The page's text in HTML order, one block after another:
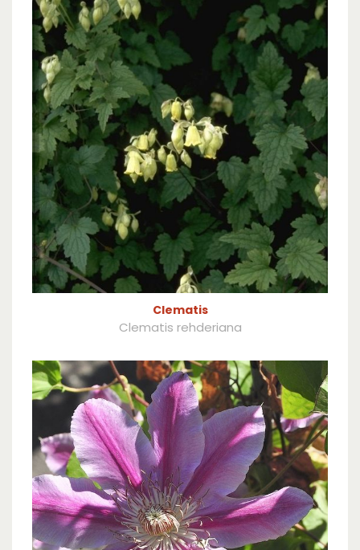
Clematis
Clematis rehderiana